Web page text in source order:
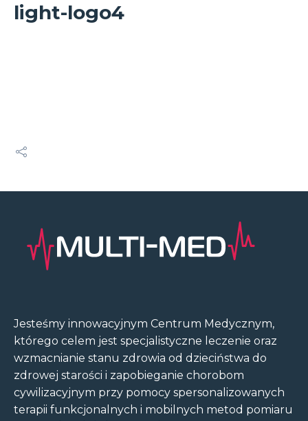
light-logo4
Jesteśmy innowacyjnym Centrum Medycznym,
którego celem jest specjalistyczne leczenie oraz
wzmacnianie stanu zdrowia od dzieciństwa do
zdrowej starości i zapobieganie chorobom
cywilizacyjnym przy pomocy spersonalizowanych
terapii funkcjonalnych i mobilnych metod pomiaru